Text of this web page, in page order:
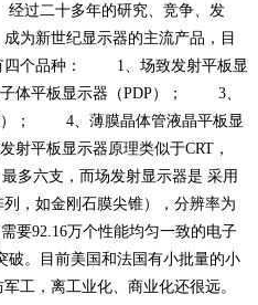
过二十多年的研究、竞争、发
为新世纪显示器的主流产品，目
有四个品种： 1
、场致发射平板显
子体平板显示器（PDP）； 3
）； 4 、薄膜晶体管液晶平板显
平板显示器原理类似于CRT ，
多六支，而场发射显示器是 采用
，如金刚石膜尖锥），分辨率为
要92.16万个性能均匀一致的电子
破。目前美国和法国有小批量的小
工，离工业化、商业化还很远。